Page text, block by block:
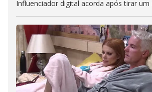
Influenciador digital acorda após tirar um